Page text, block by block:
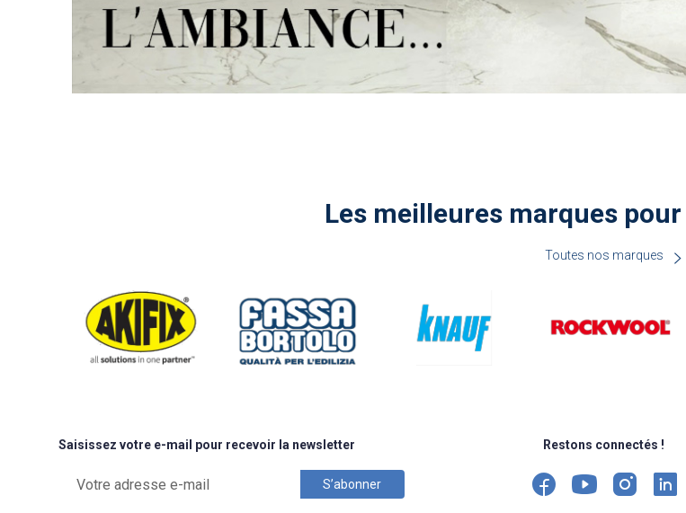
Les meilleures marques
Toutes nos marques
Saisissez votre e-mail pour recevoir la newsletter Restons connectés !